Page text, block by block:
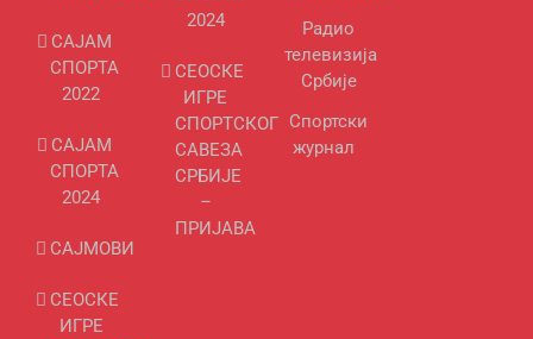
САЈАМ
СПОРТА
2022
САЈАМ
СПОРТА
2024
САЈМОВИ
СЕОСКЕ
ИГРЕ
2024
СЕОСКЕ
ИГРЕ
СПОРТСКОГ
САВЕЗА
СРБИЈЕ
–
ПРИЈАВА
Радио
телевизија
Србије
Спортски
журнал